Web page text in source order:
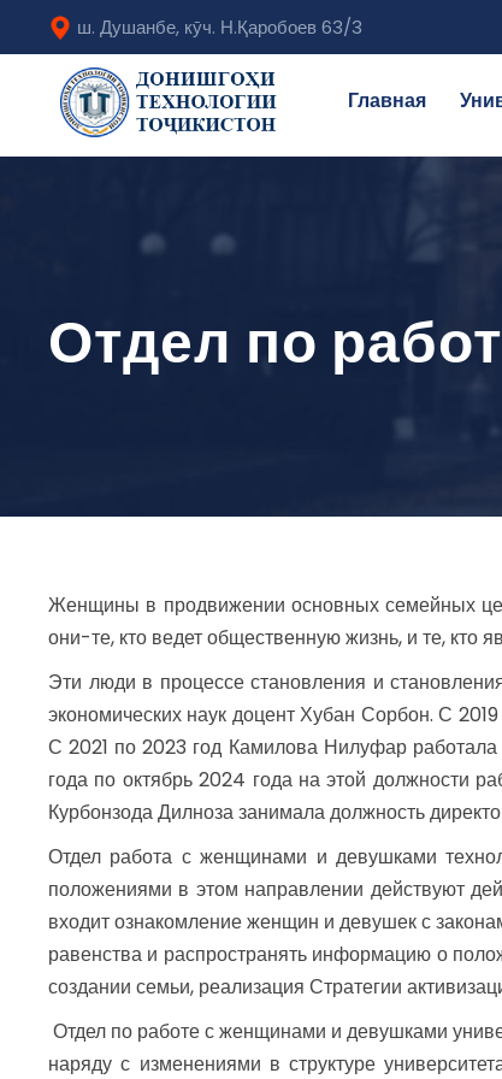
ш. Душанбе, кӯч. Н.Қаробоев 63/3
Главная
Отдел по
Женщины в продвижении основных семейных
они-те, кто ведет общественную жизнь, и те, кто
Эти люди в процессе становления и
экономических наук доцент Хубан Сорбон. С
С 2021 по 2023 год Камилова Нилуфар
года по октябрь 2024 года на этой должности
Курбонзода Дилноза занимала должность
Отдел работа с женщинами и девушками
положениями в этом направлении действуют
входит ознакомление женщин и девушек с
равенства и распространять информацию о
создании семьи, реализация Стратегии
Отдел по работе с женщинами и девушками
наряду с изменениями в структуре